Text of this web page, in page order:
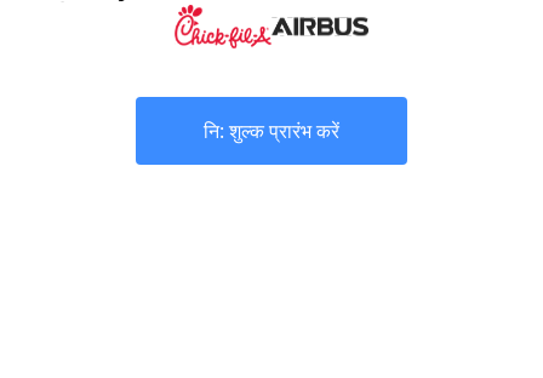
नि: शुल्क प्रारंभ करें